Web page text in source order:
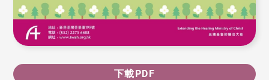
下載PDF